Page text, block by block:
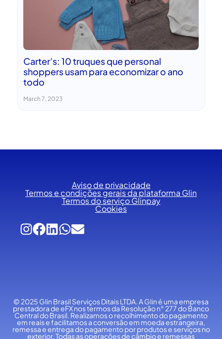
Carter’s: 10 truques que personal
shoppers usam para economizar o ano
todo
March 7, 2023
Aviso de privacidade
Termos e condições gerais da plataforma Glin
Termos do serviço Glinpay
Cookies
© 2025 Glin Brasil Serviços Ditais LTDA.A Glin é uma empresa
prestadora de eFX nos termos da Resolução n° 277 do Banco
Central do Brasil. Realizamos o recolhimento do pagamento
em reais e facilitamos a conversão em moeda estrangeira,
remessa e entrega do pagamento por produtos e serviços no
exterior. Todas as operações de câmbio e remessas